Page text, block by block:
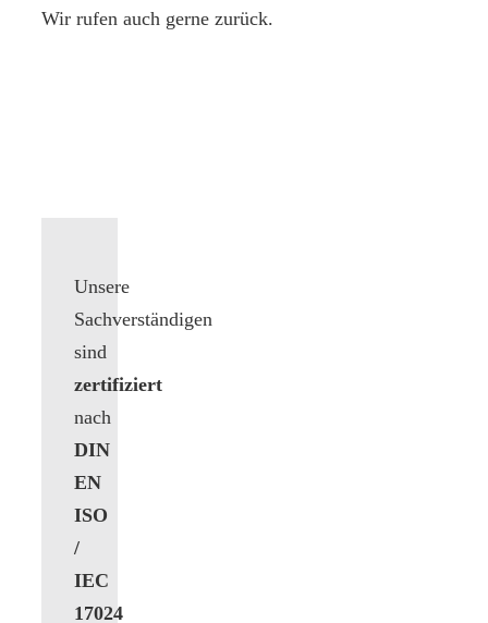
Wir rufen auch gerne zurück.
Unsere
Sachverständigen
sind
zertifiziert
nach
DIN
EN
ISO
/
IEC
17024